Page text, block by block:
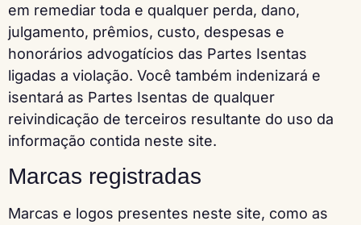
em remediar toda e qualquer perda, dano,
julgamento, prêmios, custo, despesas e
honorários advogatícios das Partes Isentas
ligadas a violação. Você também indenizará e
isentará as Partes Isentas de qualquer
reivindicação de terceiros resultante do uso da
informação contida neste site.
Marcas registradas
Marcas e logos presentes neste site, como as